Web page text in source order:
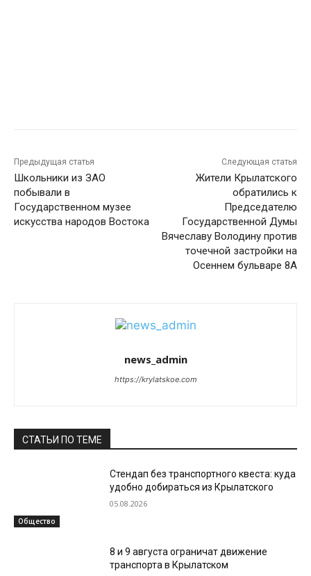
Предыдущая статья
Школьники из ЗАО
побывали в
Государственном музее
искусства народов Востока
Следующая статья
Жители Крылатского
обратились к
Председателю
Государственной Думы
Вячеславу Володину против
точечной застройки на
Осеннем бульваре 8А
news_admin
https://krylatskoe.com
СТАТЬИ ПО ТЕМЕ
Общество
Стендап без транспортного квеста: куда
удобно добираться из Крылатского
05.08.2026
8 и 9 августа ограничат движение
транспорта в Крылатском